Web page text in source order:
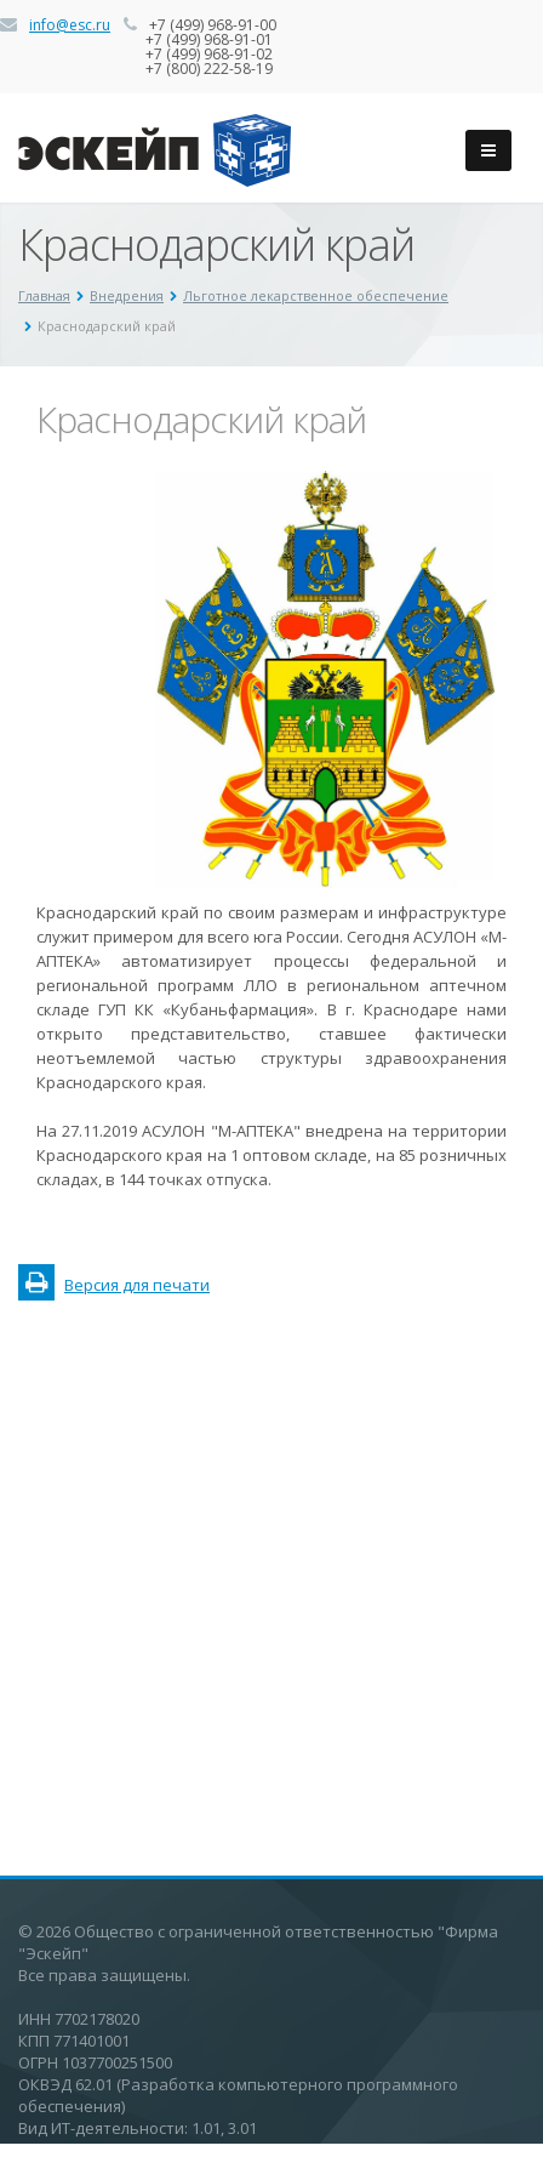
info@esc.ru +7 (499) 968-91-00
+7 (499) 968-91-01
+7 (499) 968-91-02
+7 (800) 222-58-19
Краснодарский край
Главная Внедрения
Льготное лекарственное обеспечение
Краснодарский край
Краснодарский край
Краснодарский край по своим размерам и инфраструктуре
служит примером для всего юга России. Сегодня АСУЛОН «М-
АПТЕКА» автоматизирует процессы федеральной и
региональной программ ЛЛО в региональном аптечном
складе ГУП КК «Кубаньфармация». В г. Краснодаре нами
открыто представительство, ставшее фактически
неотъемлемой частью структуры здравоохранения
Краснодарского края.
На 27.11.2019 АСУЛОН "М-АПТЕКА" внедрена на территории
Краснодарского края на 1 оптовом складе, на 85 розничных
складах, в 144 точках отпуска.
Версия для печати
© 2026 Общество с ограниченной ответственностью "Фирма
"Эскейп"
Все права защищены.
ИНН 7702178020
КПП 771401001
ОГРН 1037700251500
ОКВЭД 62.01 (Разработка компьютерного программного
обеспечения)
Вид ИТ-деятельности: 1.01, 3.01